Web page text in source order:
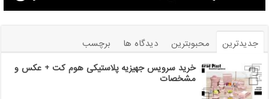
جدیدترین محبوبترین دیدگاه ها
برچسب
خرید سرویس جهیزیه پلاستیکی هوم کت + عکس و
مشخصات